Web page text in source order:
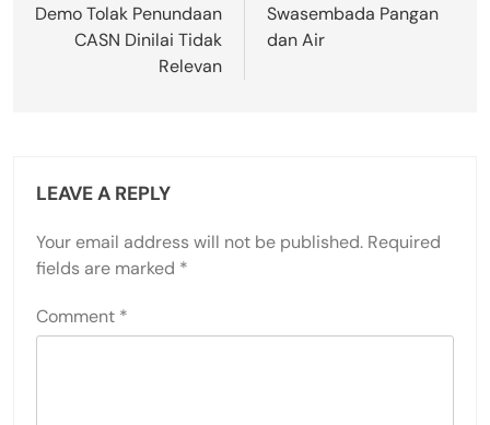
Demo Tolak Penundaan
CASN Dinilai Tidak
Relevan
Swasembada Pangan
dan Air
LEAVE A REPLY
Your email address will not be published. Required
fields are marked *
Comment *